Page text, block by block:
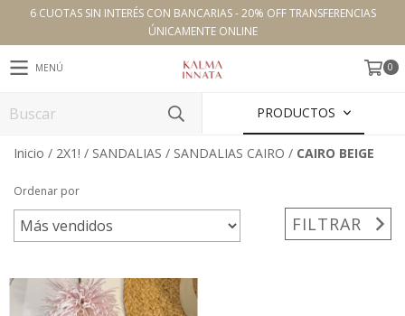
6 CUOTAS SIN INTERÉS CON BANCARIAS - 20% OFF TRANSFERENCIAS
ÚNICAMENTE ONLINE
MENÚ 0
PRODUCTOS
Inicio / 2X1! / SANDALIAS / SANDALIAS CAIRO / CAIRO BEIGE
Ordenar por
FILTRAR